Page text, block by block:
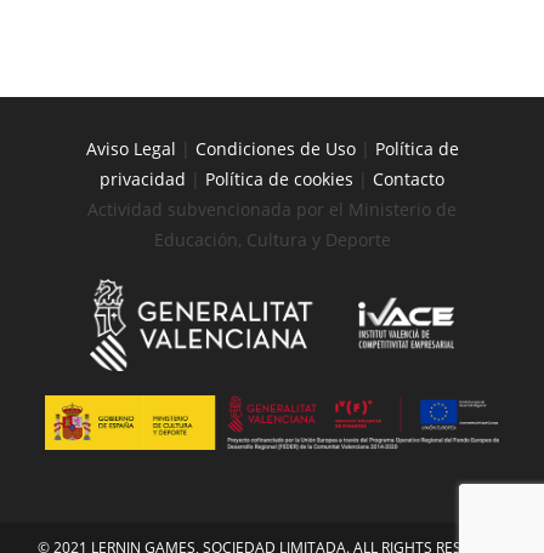
Aviso Legal Condiciones de Uso| Política de
privacidad
Política de cookies
Contacto
Actividad subvencionada por el Ministerio de
Educación, Cultura y Deporte
© 2021 LERNIN GAMES, SOCIEDAD LIMITADA. ALL RIGHTS RESERVED